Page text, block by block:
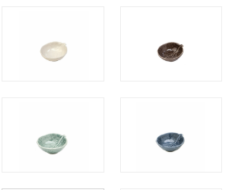
Farben kombinieren.